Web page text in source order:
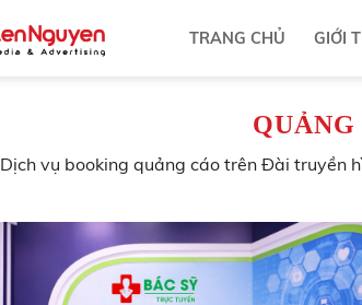
TRANG CHỦ GIỚI
Dịch vụ booking quảng cáo trên Đài truyền